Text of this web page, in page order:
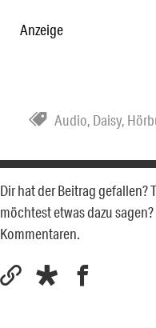
Anzeige
Audio, Daisy,
Dir hat der Beitrag gefallen?
möchtest etwas dazu
Kommentaren.